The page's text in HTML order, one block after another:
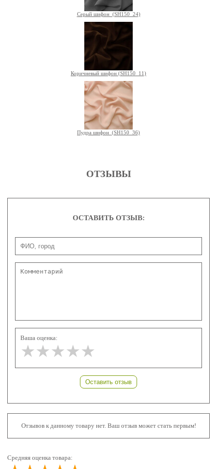
Серый шифон (SH150_24)
Коричневый шифон (SH150_11)
Пудра шифон (SH150_36)
ОТЗЫВЫ
ОСТАВИТЬ ОТЗЫВ:
Ваша оценка:
★★★★★
★★★★★
★★★★★
Оставить отзыв
Отзывов к данному товару нет. Ваш отзыв может стать первым!
Средняя оценка товара: